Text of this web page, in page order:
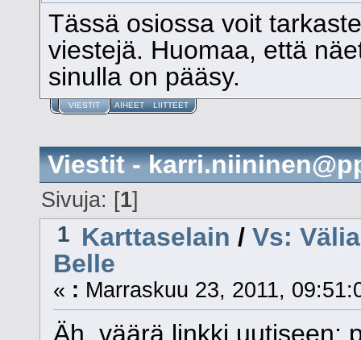
Tässä osiossa voit
viestejä. Huomaa, että
sinulla on pääsy.
VIESTIT AIHEET LIITTEET
Viestit -
Sivuja: [1]
1 Karttaselain /Vs:
Belle
« : Marraskuu 23, 2011,
Äh, väärä linkki uutiseen;